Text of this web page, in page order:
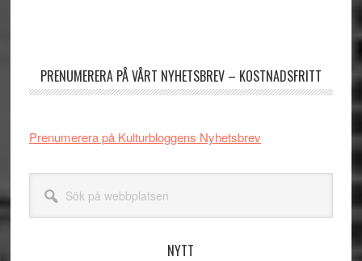
PRENUMERERA PÅ VÅRT NYHETSBREV – KOSTNADSFRITT
Prenumerera på Kulturbloggens Nyhetsbrev
webbplatsen
NYTT